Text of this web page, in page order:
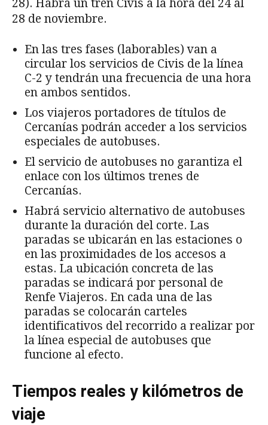
28). Habrá un tren Civis a la hora del 24 al
28 de noviembre.
En las tres fases (laborables) van a
circular los servicios de Civis de la línea
C-2 y tendrán una frecuencia de una hora
en ambos sentidos.
Los viajeros portadores de títulos de
Cercanías podrán acceder a los servicios
especiales de autobuses.
El servicio de autobuses no garantiza el
enlace con los últimos trenes de
Cercanías.
Habrá servicio alternativo de autobuses
durante la duración del corte. Las
paradas se ubicarán en las estaciones o
en las proximidades de los accesos a
estas. La ubicación concreta de las
paradas se indicará por personal de
Renfe Viajeros. En cada una de las
paradas se colocarán carteles
identificativos del recorrido a realizar por
la línea especial de autobuses que
funcione al efecto.
Tiempos reales y kilómetros de
viaje